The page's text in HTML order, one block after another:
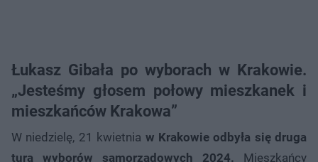
Łukasz Gibała po wyborach w Krakowie.
„Jesteśmy głosem połowy mieszkanek i
mieszkańców Krakowa”
W niedzielę, 21 kwietnia w Krakowie odbyła się druga
tura wyborów samorządowych 2024. Mieszkańcy